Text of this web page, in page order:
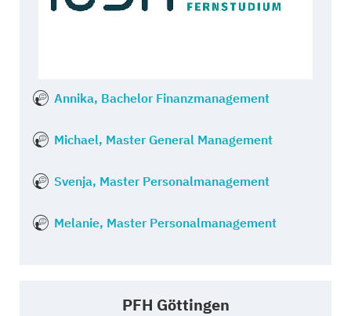
Annika, Bachelor Finanzmanagement
Michael, Master General Management
Svenja, Master Personalmanagement
Melanie, Master Personalmanagement
PFH Göttingen